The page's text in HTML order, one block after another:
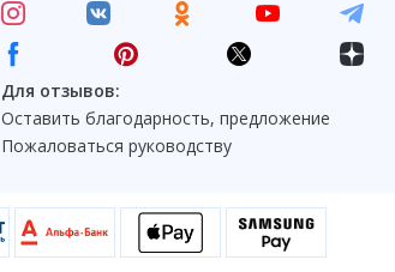
Для отзывов:
Оставить благодарность, предложение
Пожаловаться руководству